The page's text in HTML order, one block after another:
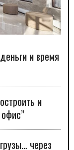
и время
и
через